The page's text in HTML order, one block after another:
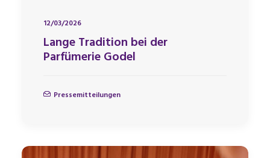
12/03/2026
Lange Tradition bei der
Parfümerie Godel
Pressemitteilungen